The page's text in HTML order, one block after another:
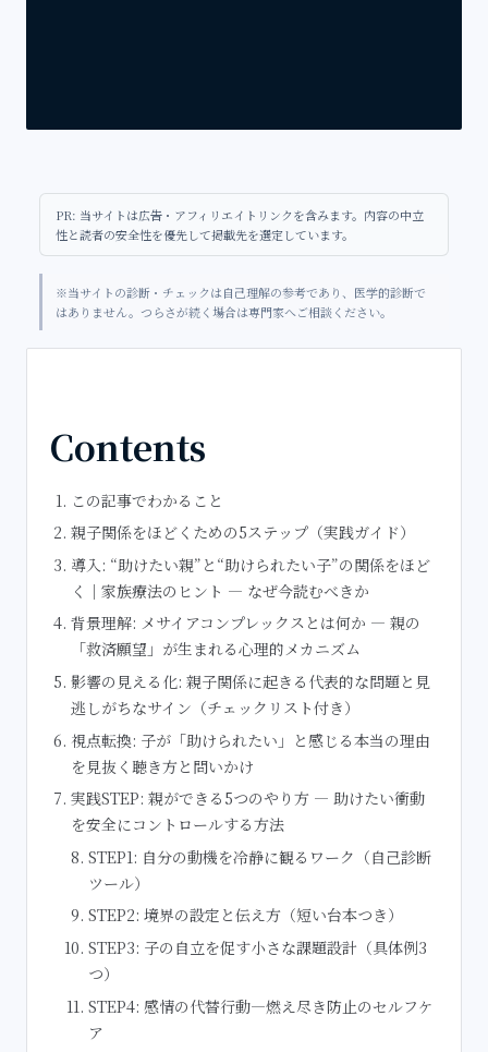
PR: 当サイトは広告・アフィリエイトリンクを含みます。内容の中立
性と読者の安全性を優先して掲載先を選定しています。
※当サイトの診断・チェックは自己理解の参考であり、医学的診断で
はありません。つらさが続く場合は専門家へご相談ください。
Contents
この記事でわかること
親子関係をほどくための5ステップ（実践ガイド）
導入: “助けたい親”と“助けられたい子”の関係をほど
く｜家族療法のヒント — なぜ今読むべきか
背景理解: メサイアコンプレックスとは何か — 親の
「救済願望」が生まれる心理的メカニズム
影響の見える化: 親子関係に起きる代表的な問題と見
逃しがちなサイン（チェックリスト付き）
視点転換: 子が「助けられたい」と感じる本当の理由
を見抜く聴き方と問いかけ
実践STEP: 親ができる5つのやり方 — 助けたい衝動
を安全にコントロールする方法
STEP1: 自分の動機を冷静に観るワーク（自己診断
ツール）
STEP2: 境界の設定と伝え方（短い台本つき）
STEP3: 子の自立を促す小さな課題設計（具体例3
つ）
STEP4: 感情の代替行動—燃え尽き防止のセルフケ
ア